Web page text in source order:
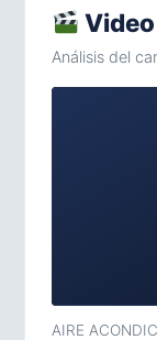
Análisis del
AIRE